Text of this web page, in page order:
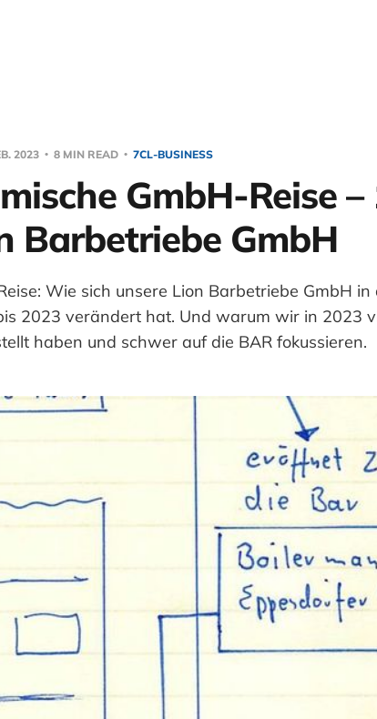
2023 8 MIN READ 7CL-BUSINESS
GmbH-Reise –
Barbetriebe GmbH
Wie sich unsere Lion Barbetriebe GmbH in
2023 verändert hat. Und warum wir in 2023
haben und schwer auf die BAR fokussieren.